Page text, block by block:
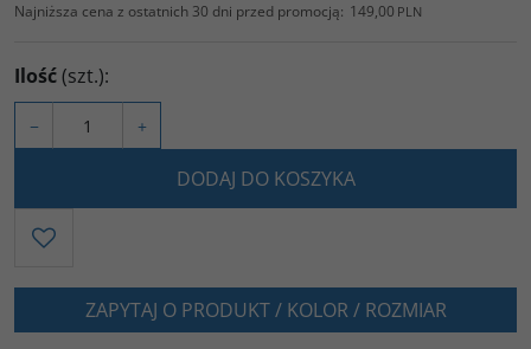
Najniższa cena z ostatnich 30 dni przed promocją: 149,00 PLN
Ilość(szt.):
− +
DODAJ DO KOSZYKA
ZAPYTAJ O PRODUKT / KOLOR / ROZMIAR